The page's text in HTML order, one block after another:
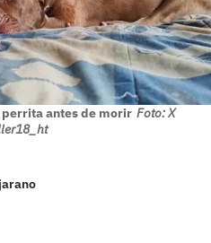
antes de morir Foto: X